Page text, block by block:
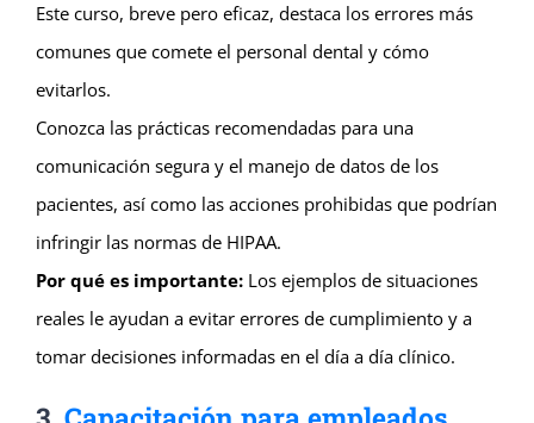
Este curso, breve pero eficaz, destaca los errores más
comunes que comete el personal dental y cómo
evitarlos.
Conozca las prácticas recomendadas para una
comunicación segura y el manejo de datos de los
pacientes, así como las acciones prohibidas que podrían
infringir las normas de HIPAA.
Por qué es importante:Los ejemplos de situaciones
reales le ayudan a evitar errores de cumplimiento y a
tomar decisiones informadas en el día a día clínico.